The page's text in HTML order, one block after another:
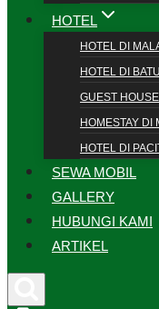
HOTEL
HOTEL DI
HOTEL DI BATU
GUEST
HOMESTAY DI
HOTEL DI
SEWA MOBIL
GALLERY
HUBUNGI KAMI
ARTIKEL